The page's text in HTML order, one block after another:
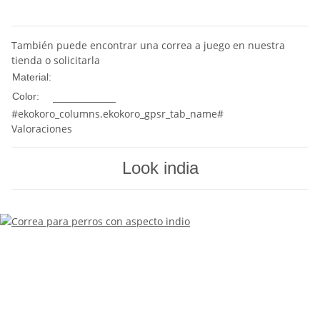
También puede encontrar una correa a juego en nuestra
tienda o solicitarla
Material:
Color:
#ekokoro_columns.ekokoro_gpsr_tab_name#
Valoraciones
Look india